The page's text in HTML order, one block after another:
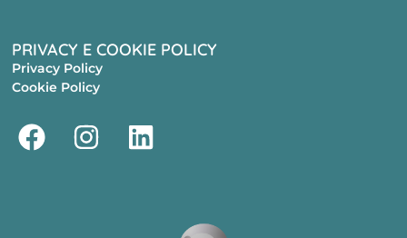
PRIVACY E COOKIE POLICY
Privacy Policy
Cookie Policy